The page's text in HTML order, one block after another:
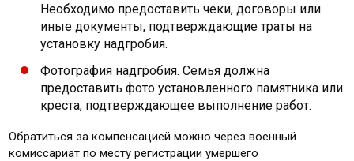
Необходимо предоставить чеки, договоры или
иные документы, подтверждающие траты на
установку надгробия.
Фотография надгробия. Семья должна
предоставить фото установленного памятника или
креста, подтверждающее выполнение работ.
Обратиться за компенсацией можно через военный
комиссариат по месту регистрации умершего